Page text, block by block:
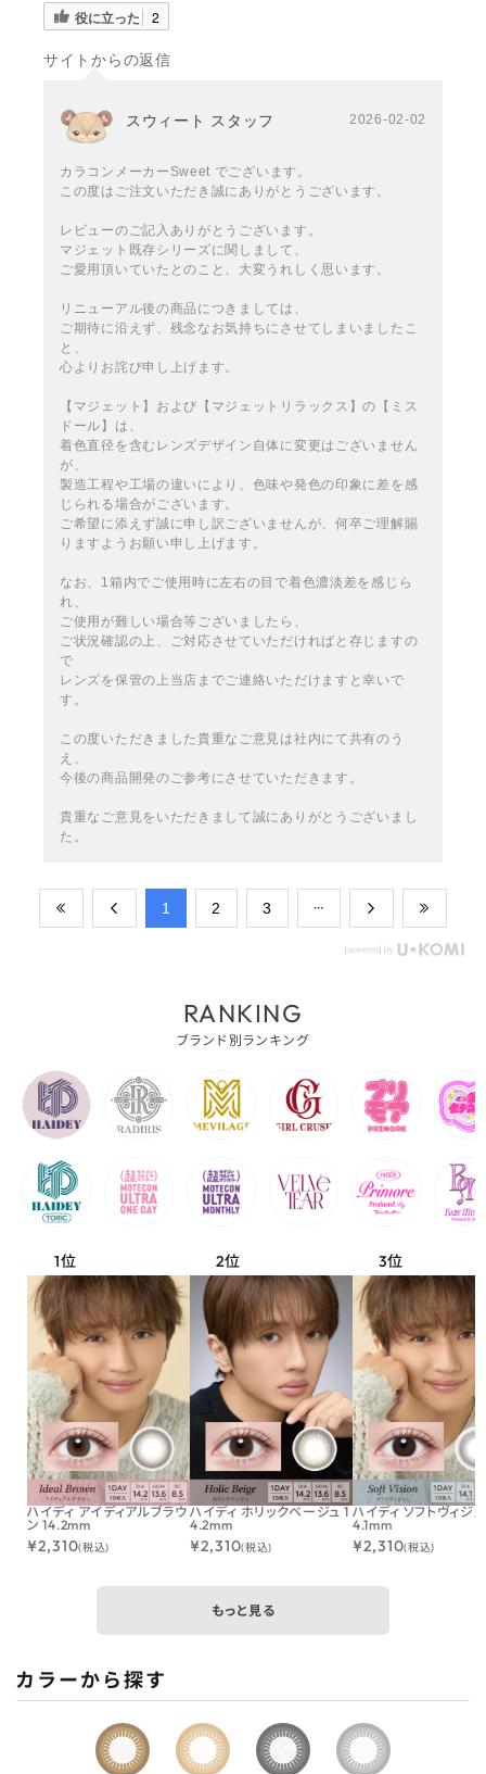
役に立った 2
サイトからの返信
スウィート スタッフ 2026-02-02
カラコンメーカーSweet でございます。
この度はご注文いただき誠にありがとうございます。
レビューのご記入ありがとうございます。
マジェット既存シリーズに関しまして、
ご愛用頂いていたとのこと、大変うれしく思います。
リニューアル後の商品につきましては、
ご期待に沿えず、残念なお気持ちにさせてしまいましたこ
と、
心よりお詫び申し上げます。
【マジェット】および【マジェットリラックス】の【ミス
ドール】は、
着色直径を含むレンズデザイン自体に変更はございません
が、
製造工程や工場の違いにより、色味や発色の印象に差を感
じられる場合がございます。
ご希望に添えず誠に申し訳ございませんが、何卒ご理解賜
りますようお願い申し上げます。
なお、1箱内でご使用時に左右の目で着色濃淡差を感じら
れ、
ご使用が難しい場合等ございましたら、
ご状況確認の上、ご対応させていただければと存じますの
で
レンズを保管の上当店までご連絡いただけますと幸いで
す。
この度いただきました貴重なご意見は社内にて共有のう
え、
今後の商品開発のご参考にさせていただきます。
貴重なご意見をいただきまして誠にありがとうございまし
た。
​1 ​2 ​3
RANKING
ブランド別ランキング
ハイディ アイディアルブラウ
ン 14.2mm
¥2,310(税込)
ハイディ ホリックベージュ 1
4.2mm
¥2,310(税込)
ハイディ ソフトヴィジ
4.1mm
¥2,310(税込)
もっと見る
カラーから探す